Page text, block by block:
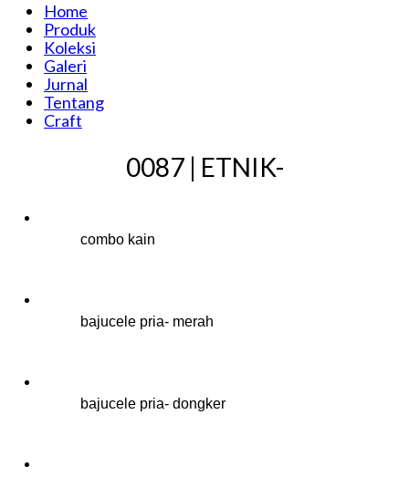
Home
Produk
Koleksi
Galeri
Jurnal
Tentang
Craft
0087 | ETNIK-
combo kain
bajucele pria- merah
bajucele pria- dongker